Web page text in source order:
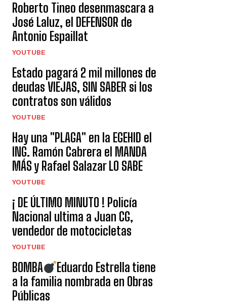
Roberto Tineo desenmascara a
José Laluz, el DEFENSOR de
Antonio Espaillat
YOUTUBE
Estado pagará 2 mil millones de
deudas VIEJAS, SIN SABER si los
contratos son válidos
YOUTUBE
Hay una "PLAGA" en la EGEHID el
ING. Ramón Cabrera el MANDA
MÁS y Rafael Salazar LO SABE
YOUTUBE
¡ DE ÚLTIMO MINUTO ! Policía
Nacional ultima a Juan CG,
vendedor de motocicletas
YOUTUBE
BOMBA
Eduardo Estrella tiene
a la familia nombrada en Obras
Públicas